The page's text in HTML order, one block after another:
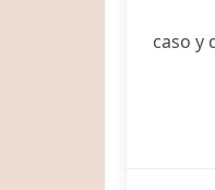
caso y